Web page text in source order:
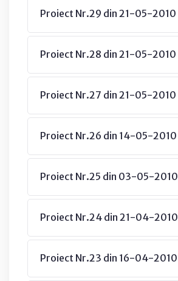
Proiect Nr.29 din 21-05-2010
Proiect Nr.28 din 21-05-2010
Proiect Nr.27 din 21-05-2010
Proiect Nr.26 din 14-05-2010
Proiect Nr.25 din 03-05-2010
Proiect Nr.24 din 21-04-2010
Proiect Nr.23 din 16-04-2010